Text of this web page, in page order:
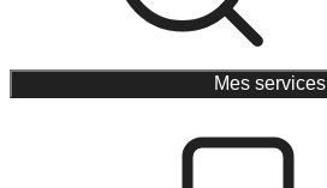
Mes services